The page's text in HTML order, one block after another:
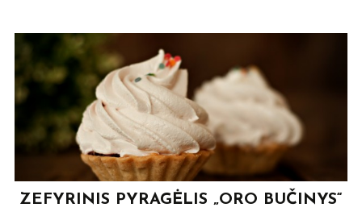
ZEFYRINIS PYRAGĖLIS „ORO BUČINYS“